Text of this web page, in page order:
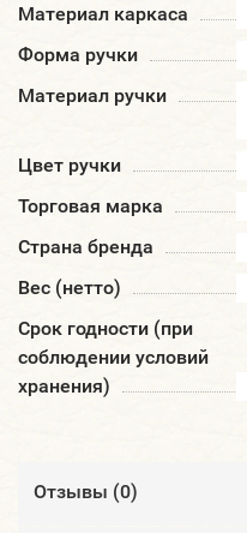
Материал каркаса
Форма ручки
Материал ручки
Цвет ручки
Торговая марка
Страна бренда
Вес (нетто)
Срок годности (при
соблюдении условий
хранения)
Отзывы (0)